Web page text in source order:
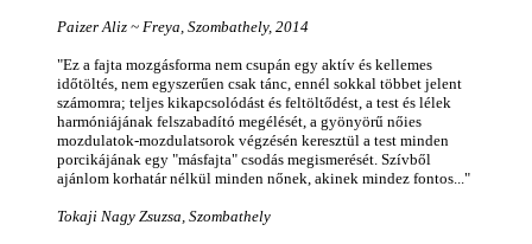
Paizer Aliz ~ Freya, Szombathely, 2014
"Ez a fajta mozgásforma nem csupán egy aktív és kellemes
időtöltés, nem egyszerűen csak tánc, ennél sokkal többet jelent
számomra; teljes kikapcsolódást és feltöltődést, a test és lélek
harmóniájának felszabadító megélését, a gyönyörű nőies
mozdulatok-mozdulatsorok végzésén keresztül a test minden
porcikájának egy "másfajta" csodás megismerését. Szívből
ajánlom korhatár nélkül minden nőnek, akinek mindez fontos..."
Tokaji Nagy Zsuzsa, Szombathely